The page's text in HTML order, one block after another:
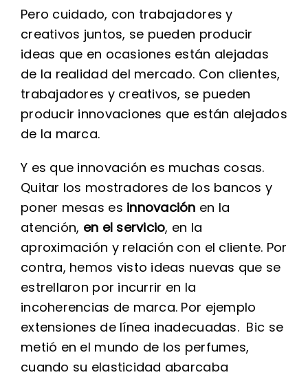
Pero cuidado, con trabajadores y
creativos juntos, se pueden producir
ideas que en ocasiones están alejadas
de la realidad del mercado. Con clientes,
trabajadores y creativos, se pueden
producir innovaciones que están alejados
de la marca.
Y es que innovación es muchas cosas.
Quitar los mostradores de los bancos y
poner mesas es innovación en la
atención, en el servicio, en la
aproximación y relación con el cliente. Por
contra, hemos visto ideas nuevas que se
estrellaron por incurrir en la
incoherencias de marca. Por ejemplo
extensiones de línea inadecuadas. Bic se
metió en el mundo de los perfumes,
cuando su elasticidad abarcaba